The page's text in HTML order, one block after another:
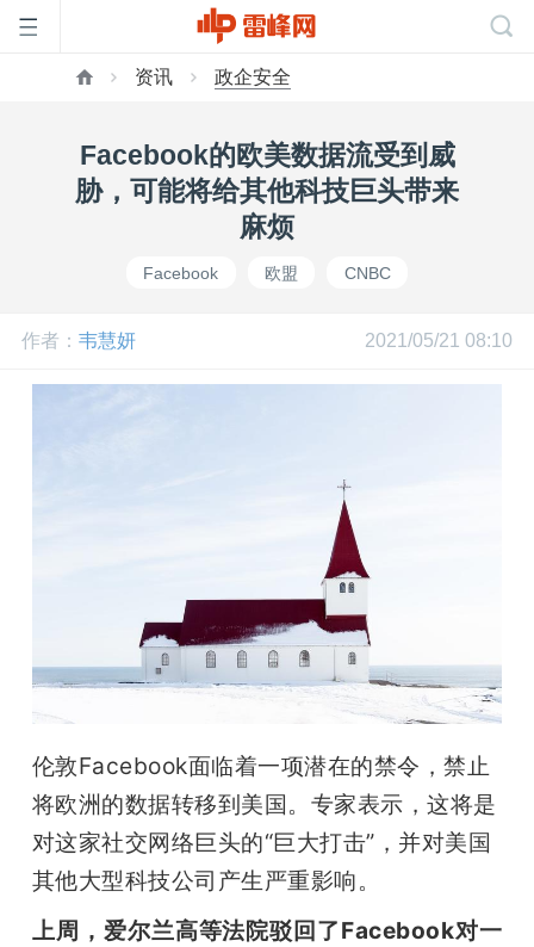
页
活
心
资讯 政企安全
Facebook的欧美数据流受到威
胁，可能将给其他科技巨头带来
麻烦
Facebook 欧盟 CNBC
作者： 韦慧妍 2021/05/21 08:10
伦敦Facebook面临着一项潜在的禁令，禁止
将欧洲的数据转移到美国。专家表示，这将是
对这家社交网络巨头的“巨大打击”，并对美国
其他大型科技公司产生严重影响。
上周，爱尔兰高等法院驳回了Facebook对一